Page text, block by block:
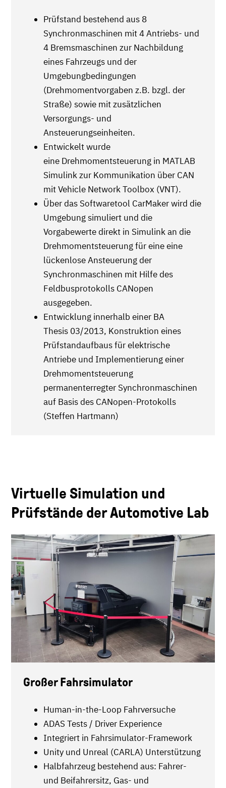
Prüfstand bestehend aus 8
Synchronmaschinen mit 4 Antriebs- und
4 Bremsmaschinen zur Nachbildung
eines Fahrzeugs und der
Umgebungbedingungen
(Drehmomentvorgaben z.B. bzgl. der
Straße) sowie mit zusätzlichen
Versorgungs- und
Ansteuerungseinheiten.
Entwickelt wurde
eine Drehmomentsteuerung in MATLAB
Simulink zur Kommunikation über CAN
mit Vehicle Network Toolbox (VNT).
Über das Softwaretool CarMaker wird die
Umgebung simuliert und die
Vorgabewerte direkt in Simulink an die
Drehmomentsteuerung für eine eine
lückenlose Ansteuerung der
Synchronmaschinen mit Hilfe des
Feldbusprotokolls CANopen
ausgegeben.
Entwicklung innerhalb einer BA
Thesis 03/2013, Konstruktion eines
Prüfstandaufbaus für elektrische
Antriebe und Implementierung einer
Drehmomentsteuerung
permanenterregter Synchronmaschinen
auf Basis des CANopen-Protokolls
(Steffen Hartmann)
Virtuelle Simulation und
Prüfstände der Automotive Lab
Großer Fahrsimulator
Human-in-the-Loop Fahrversuche
ADAS Tests / Driver Experience
Integriert in Fahrsimulator-Framework
Unity und Unreal (CARLA) Unterstützung
Halbfahrzeug bestehend aus: Fahrer-
und Beifahrersitz, Gas- und